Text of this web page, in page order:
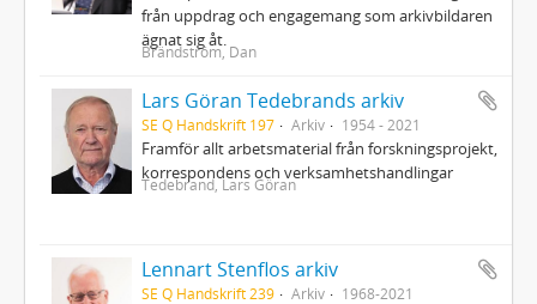
från uppdrag och engagemang som arkivbildaren
ägnat sig åt.
Brändström, Dan
Lars Göran Tedebrands arkiv
SE Q Handskrift 197 Arkiv 1954 - 2021
Framför allt arbetsmaterial från forskningsprojekt,
korrespondens och verksamhetshandlingar
Tedebrand, Lars Göran
Lennart Stenflos arkiv
SE Q Handskrift 239 Arkiv 1968-2021